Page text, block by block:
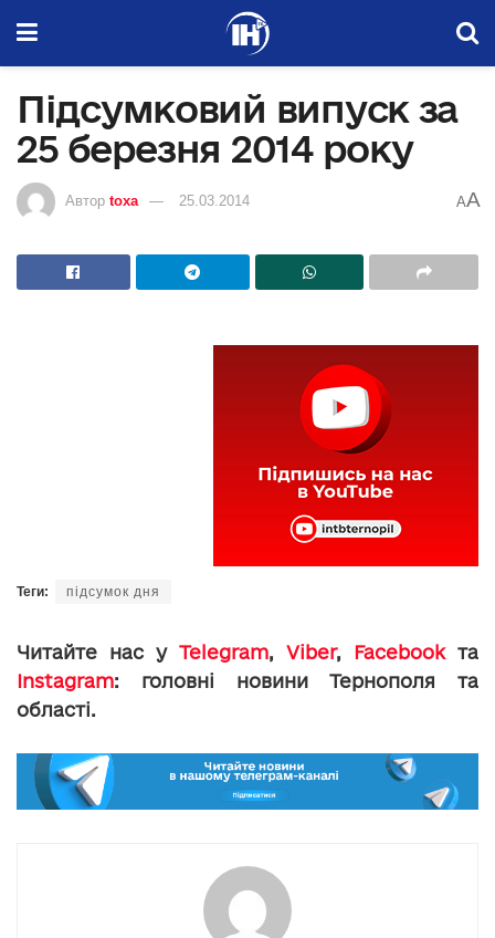
Підсумковий випуск за
25 березня 2014 року
Автор toxa 25.03.2014 AA
Теги: підсумок дня
Читайте нас у Telegram, Viber, Facebookта
Instagram: головні новини Тернополя та
області.